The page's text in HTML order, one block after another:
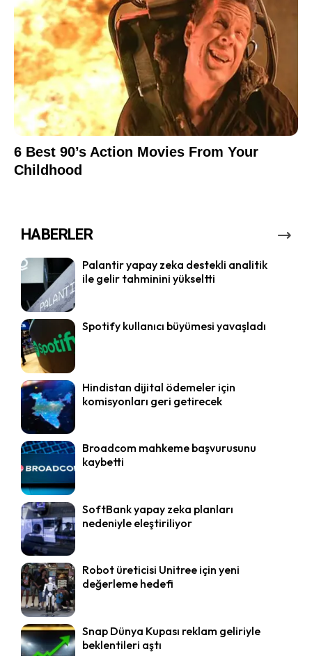
HABERLER
Palantir yapay zeka destekli analitik
ile gelir tahminini yükseltti
Spotify kullanıcı büyümesi yavaşladı
Hindistan dijital ödemeler için
komisyonları geri getirecek
Broadcom mahkeme başvurusunu
kaybetti
SoftBank yapay zeka planları
nedeniyle eleştiriliyor
Robot üreticisi Unitree için yeni
değerleme hedefi
Snap Dünya Kupası reklam geliriyle
beklentileri aştı